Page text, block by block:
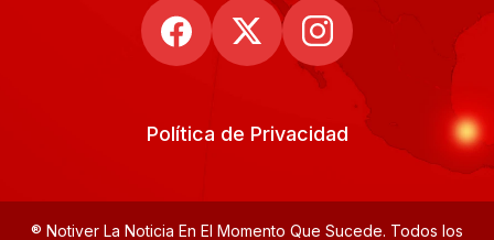
Política de Privacidad
® Notiver La Noticia En El Momento Que Sucede. Todos los